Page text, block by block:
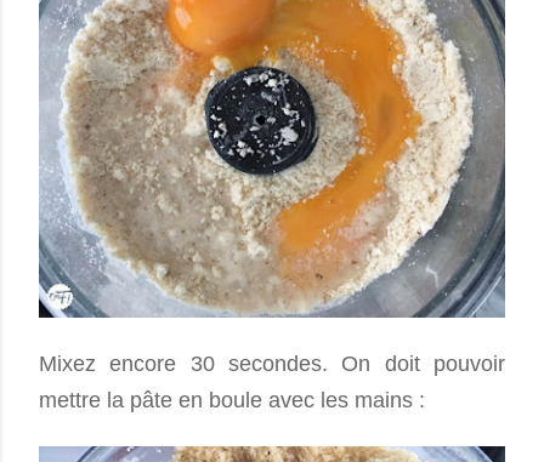
Mixez encore 30 secondes. On doit pouvoir
mettre la pâte en boule avec les mains :